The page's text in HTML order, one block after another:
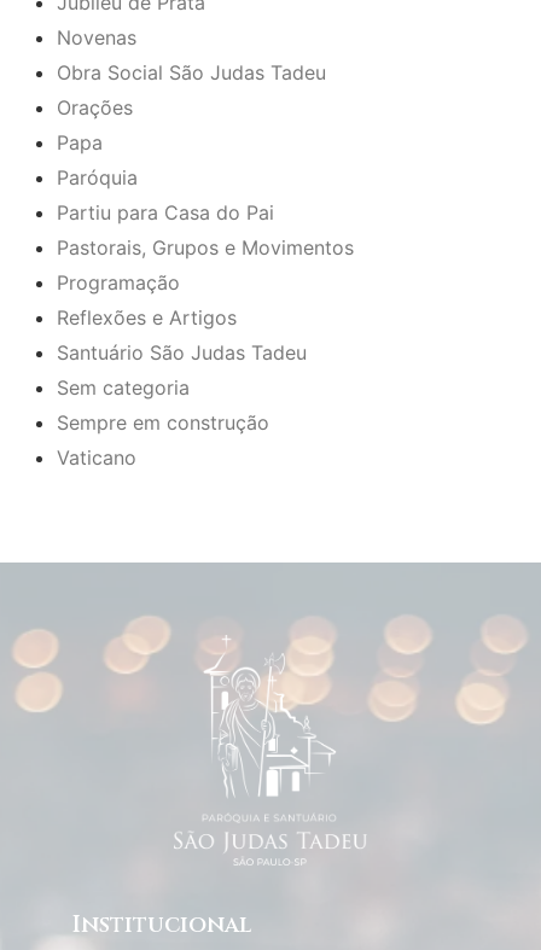
Novenas
Obra Social São Judas Tadeu
Orações
Papa
Paróquia
Partiu para Casa do Pai
Pastorais, Grupos e Movimentos
Programação
Reflexões e Artigos
Santuário São Judas Tadeu
Sem categoria
Sempre em construção
Vaticano
Institucional